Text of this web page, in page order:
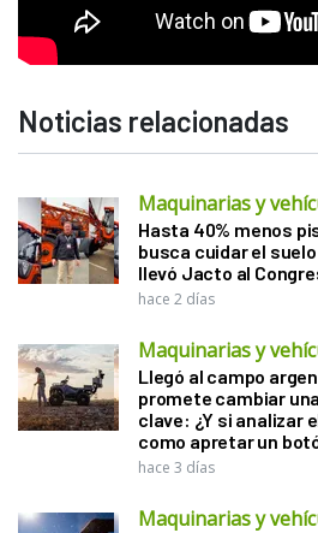
Noticias relacionadas
Maquinarias y
Hasta 40% menos
busca cuidar el
llevó Jacto al
hace 2 días
Maquinarias y
Llegó al campo
promete cambiar
clave: ¿Y si analizar
como apretar un
hace 3 días
Maquinarias y